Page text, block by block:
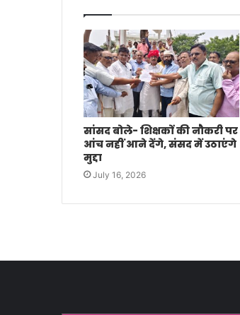
सांसद बोले- शिक्षकों की नौकरी पर
आंच नहीं आने देंगे, संसद में उठाएंगे
मुद्दा
July 16, 2026